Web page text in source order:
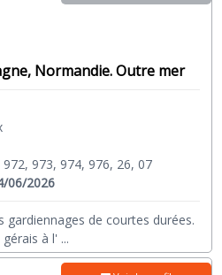
Normandie. Outre mer
973, 974, 976, 26, 07
06/2026
de courtes durées.
à l' ...